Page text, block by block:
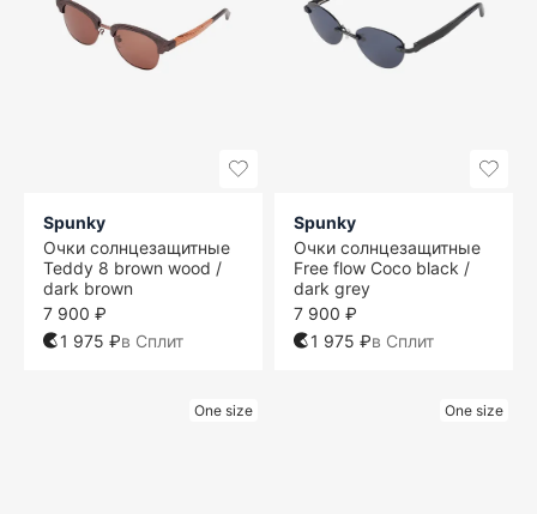
Spunky
Очки солнцезащитные
Teddy 8 brown wood /
dark brown
7 900 ₽
1 975 ₽в Сплит
Spunky
Очки солнцезащитные
Free flow Coco black /
dark grey
7 900 ₽
1 975 ₽в Сплит
One size One size